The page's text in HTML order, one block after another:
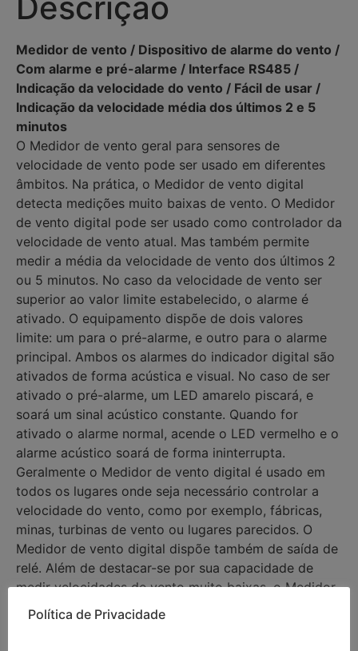
Medidor de vento / Dispositivo de alarme do vento /
Com alarme e pré-alarme / Interface RS485 /
Indicação da velocidade do vento / Fácil de usar /
Indicação da velocidade média dos últimos 2 e 5
minutos
O Medidor de vento geral para sensores de
velocidade de vento pode ser usado em diferentes
âmbitos. Na prática, o Medidor de vento digital
detecta medições muito baixas de vento. O Medidor
de vento digital pode ser usado como controlador da
velocidade de vento atual. Mas também permite
medir a média da velocidade de vento dos últimos 2
ou 5 minutos. No caso da velocidade de vento ser
superior ao valor limite estabelecido, o alarme é
ativado. O equipamento dispõe de dois valores
limite: um para o pré-alarme, e outro para o alarme
principal. Ambos os alarmes do indicador digital são
ativados de forma acústica e visual. No caso de ser
ativado o pré-alarme, um LED amarelo piscará, e
soará um sinal acústico constante. Quando for
ativado o alarme normal, acende o LED vermelho e o
alarme acústico soará de forma ininterrupta.
Geralmente o Medidor de vento digital é usado em
todos os lugares onde seja necessário controlar a
velocidade do vento, como por exemplo, fábricas,
minas, turbinas de vento ou lugares parecidos. O
Medidor de vento digital dispõe também de saída de
relé. Além de destacar-se por sua capacidade de
medir velocidades de vento muito baixas, o Medidor
de vento digital destaca-se também por sua
Política de Privacidade